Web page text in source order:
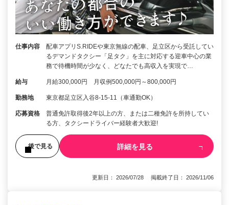
仕事内容
配車アプリS.RIDEや東京無線の配車、足立区から受託してい
るデマンドタクシー「足タク」を主に対応する迎車中心の業
務で待機時間が少なく、どなたでも高収入を実現で…
給与 月給300,000円 月収例500,000円～800,000円
勤務地 東京都足立区入谷8-15-11（車通勤OK）
応募資格
普通免許取得後2年以上の方、または二種免許を所持してい
る方、タクシードライバー経験者大歓迎!
後で見る 詳細を見る
更新日： 2026/07/28 掲載終了日： 2026/11/06